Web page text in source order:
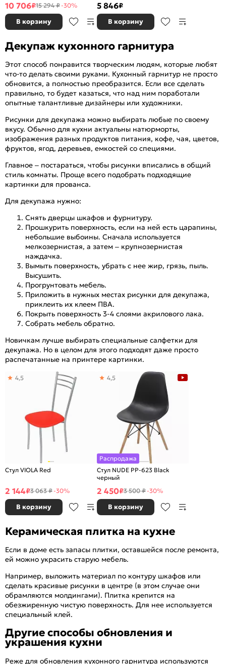
10 706₽15 294 ₽-30%
В корзину
5 846₽
В корзину
Декупаж кухонного гарнитура
Этот способ понравится творческим людям, которые любят
что-то делать своими руками. Кухонный гарнитур не просто
обновится, а полностью преобразится. Если все сделать
правильно, то будет казаться, что над ним поработали
опытные талантливые дизайнеры или художники.
Рисунки для декупажа можно выбирать любые по своему
вкусу. Обычно для кухни актуальны натюрморты,
изображения разных продуктов питания, кофе, чая, цветов,
фруктов, ягод, деревьев, емкостей со специями.
Главное – постараться, чтобы рисунки вписались в общий
стиль комнаты. Проще всего подобрать подходящие
картинки для прованса.
Для декупажа нужно:
Снять дверцы шкафов и фурнитуру.
Прошкурить поверхность, если на ней есть царапины,
небольшие выбоины. Сначала используется
мелкозернистая, а затем – крупнозернистая
наждачка.
Вымыть поверхность, убрать с нее жир, грязь, пыль.
Высушить.
Прогрунтовать мебель.
Приложить в нужных местах рисунки для декупажа,
приклеить их клеем ПВА.
Покрыть поверхность 3-4 слоями акрилового лака.
Собрать мебель обратно.
Новичкам лучше выбирать специальные салфетки для
декупажа. Но в целом для этого подходят даже просто
распечатанные на принтере картинки.
Стул VIOLA Red
4,5
2 144₽3 063 ₽-30%
В корзину
Распродажа
Стул NUDE PP-623 Black
черный
4,5
2 450₽3 500 ₽-30%
В корзину
Керамическая плитка на кухне
Если в доме есть запасы плитки, оставшейся после ремонта,
ей можно украсить старую мебель.
Например, выложить материал по контуру шкафов или
сделать красивые рисунки в центре (в этом случае они
обрамляются молдингами). Плитка крепится на
обезжиренную чистую поверхность. Для нее используется
специальный клей.
Другие способы обновления и
украшения кухни
Реже для обновления кухонного гарнитура используются